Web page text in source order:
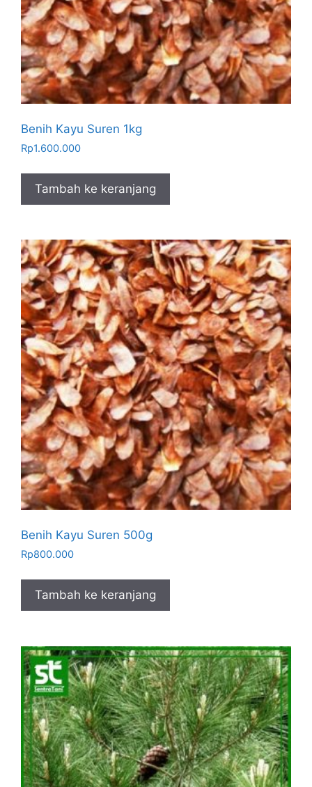
Benih Kayu Suren 1kg
Rp1.600.000
Tambah ke keranjang
Benih Kayu Suren 500g
Rp800.000
Tambah ke keranjang